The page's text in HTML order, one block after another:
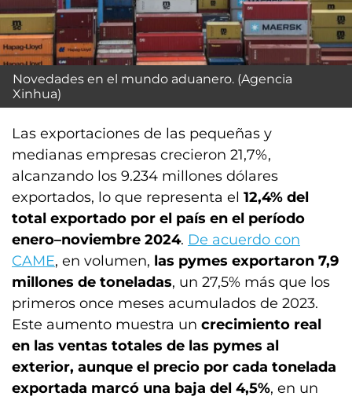
Novedades en el mundo aduanero. (Agencia
Xinhua)
Las exportaciones de las pequeñas y
medianas empresas crecieron 21,7%,
alcanzando los 9.234 millones dólares
exportados, lo que representa el 12,4% del
total exportado por el país en el período
enero–noviembre 2024. De acuerdo con
CAME, en volumen, las pymes exportaron 7,9
millones de toneladas, un 27,5% más que los
primeros once meses acumulados de 2023.
Este aumento muestra un crecimiento real
en las ventas totales de las pymes al
exterior, aunque el precio por cada tonelada
exportada marcó una baja del 4,5%, en un